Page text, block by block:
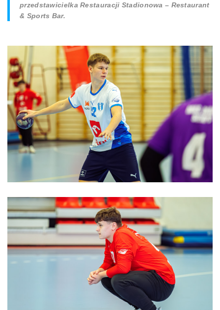
przedstawicielka Restauracji Stadionowa – Restaurant
& Sports Bar.